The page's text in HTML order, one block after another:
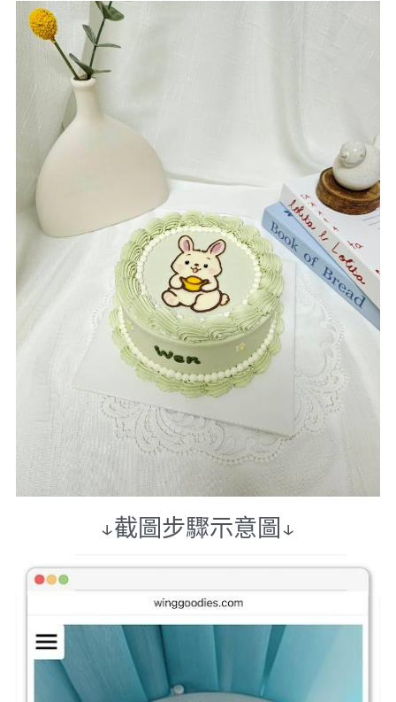
↓截圖步驟示意圖↓